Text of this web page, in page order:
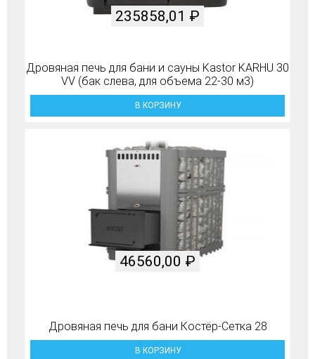
Дровяная печь для бани и сауны Kastor KARHU 30
VV (бак слева, для объема 22-30 м3)
235858,01 ₽
В КОРЗИНУ
Дровяная печь для бани Костёр-Сетка 28
46560,00 ₽
В КОРЗИНУ